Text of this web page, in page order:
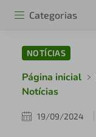
Categorias
NOTÍCIAS
Página inicial
Notícias
19/09/2024